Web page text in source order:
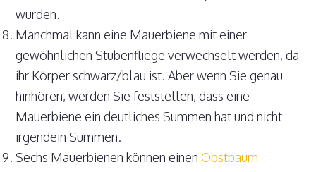
wurden.
Manchmal kann eine Mauerbiene mit einer
gewöhnlichen Stubenfliege verwechselt werden, da
ihr Körper schwarz/blau ist. Aber wenn Sie genau
hinhören, werden Sie feststellen, dass eine
Mauerbiene ein deutliches Summen hat und nicht
irgendein Summen.
Sechs Mauerbienen können einenObstbaum